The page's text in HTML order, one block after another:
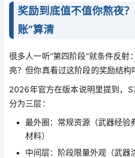
奖励到底值不值你熬夜
账”算清
很多人一听“第四阶段”就条件反射
亮？但你真看过这阶段的奖励结构
2026年官方在版本说明里提到，
分为三层：
最外圈：常规资源（武器经验
材料）
中间层：阶段限量外观（武器